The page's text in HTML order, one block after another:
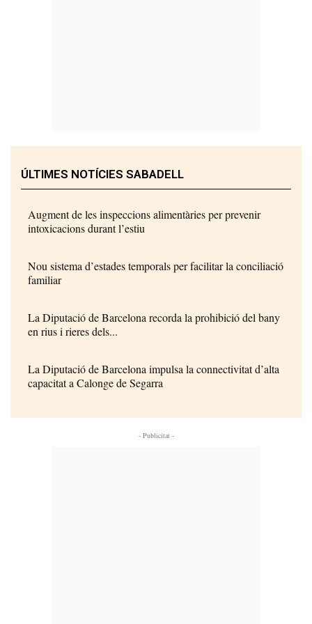
ÚLTIMES NOTÍCIES SABADELL
Augment de les inspeccions alimentàries per prevenir
intoxicacions durant l’estiu
Nou sistema d’estades temporals per facilitar la conciliació
familiar
La Diputació de Barcelona recorda la prohibició del bany
en rius i rieres dels...
La Diputació de Barcelona impulsa la connectivitat d’alta
capacitat a Calonge de Segarra
- Publicitat -